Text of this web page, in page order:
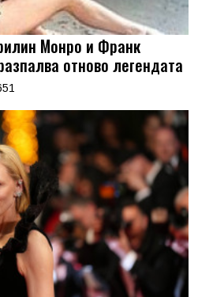
Монро и Франк
отново легендата